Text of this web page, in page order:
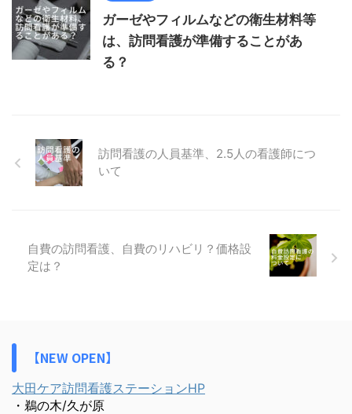
ガーゼやフィルムなどの衛生材料等
は、訪問看護が準備することがあ
る？
訪問看護の人員基準、2.5人の看護師につ
いて
自費の訪問看護、自費のリハビリ？価格設
定は？
【NEW OPEN】
大田ケア訪問看護ステーションHP
・鵜の木/久が原